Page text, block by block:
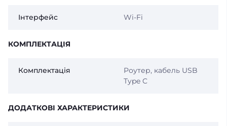
Інтерфейс Wi-Fi
КОМПЛЕКТАЦІЯ
Комплектація
Роутер, кабель USB
Type C
ДОДАТКОВІ ХАРАКТЕРИСТИКИ